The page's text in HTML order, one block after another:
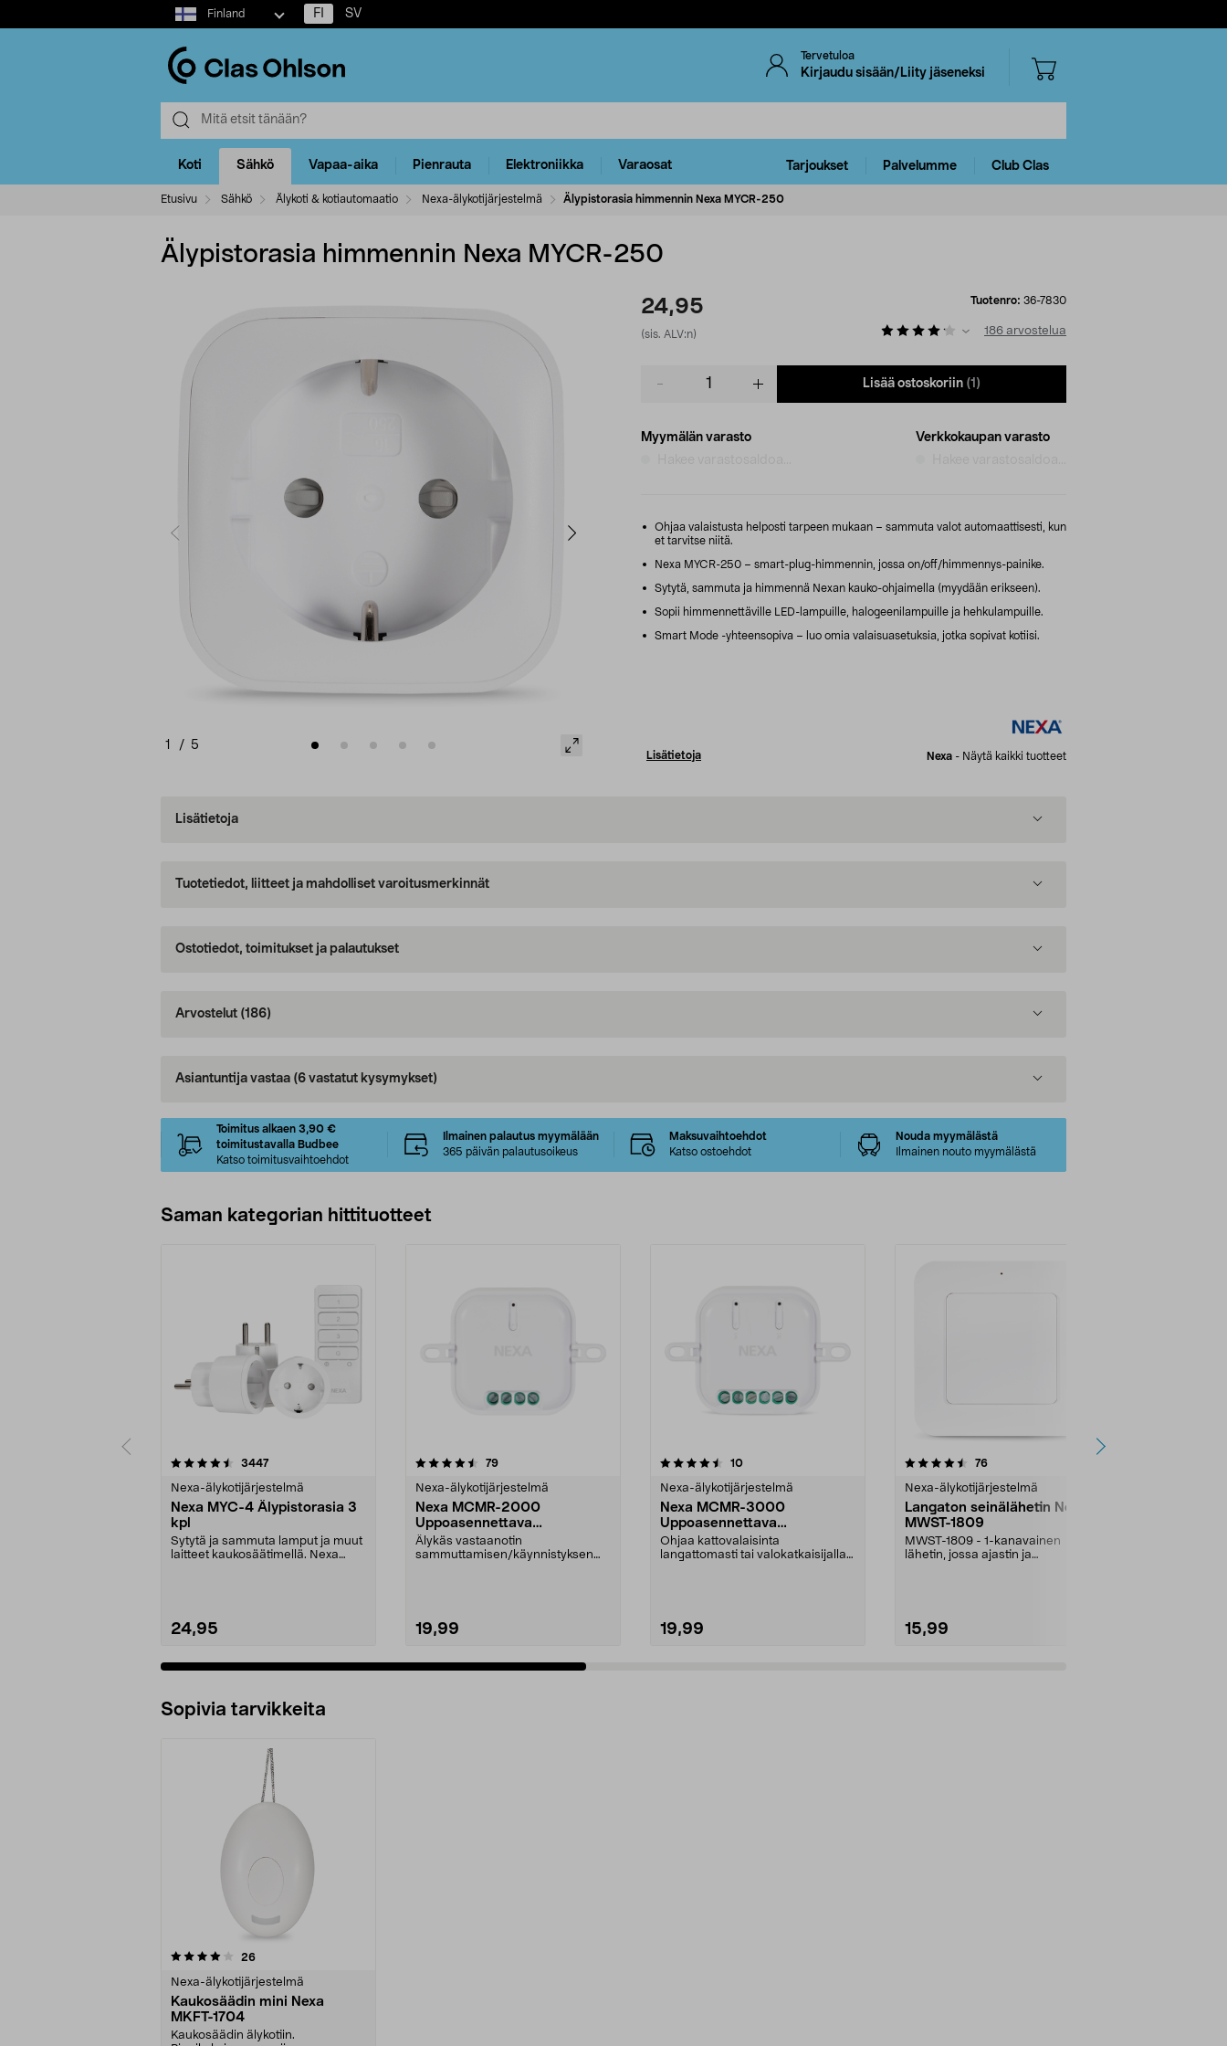
Select
market
Finland FI SV
Tervetuloa
Kirjaudu sisään/Liity jäseneksi
Koti Sähkö Vapaa-aika Pienrauta Elektroniikka Varaosat Tarjoukset Palvelumme Club Clas
Etusivu Sähkö Älykoti & kotiautomaatio Nexa-älykotijärjestelmä Älypistorasia himmennin Nexa MYCR-250
Älypistorasia himmennin Nexa MYCR-250
1 / 5
24,95
(sis. ALV:n)
Tuotenro: 36-7830
186 arvostelua
Lisää ostoskoriin (1)
Myymälän varasto
Verkkokaupan varasto
Ohjaa valaistusta helposti tarpeen mukaan – sammuta valot automaattisesti, kun
et tarvitse niitä.
Nexa MYCR-250 – smart-plug-himmennin, jossa on/off/himmennys-painike.
Sytytä, sammuta ja himmennä Nexan kauko-ohjaimella (myydään erikseen).
Sopii himmennettäville LED-lampuille, halogeenilampuille ja hehkulampuille.
Smart Mode -yhteensopiva – luo omia valaisuasetuksia, jotka sopivat kotiisi.
Lisätietoja Nexa - Näytä kaikki tuotteet
Lisätietoja
Tuotetiedot, liitteet ja mahdolliset varoitusmerkinnät
Ostotiedot, toimitukset ja palautukset
Arvostelut (186)
Asiantuntija vastaa (6 vastatut kysymykset)
Toimitus alkaen 3,90 €
toimitustavalla Budbee
Katso toimitusvaihtoehdot
Ilmainen palautus myymälään
365 päivän palautusoikeus
Maksuvaihtoehdot
Katso ostoehdot
Nouda myymälästä
Ilmainen nouto myymälästä
Saman kategorian hittituotteet
3447arvostelut
Nexa-älykotijärjestelmä
Nexa MYC-4 Älypistorasia 3
kpl
Sytytä ja sammuta lamput ja muut
laitteet kaukosäätimellä. Nexa
24,95
4.5 viidestä
79arvostelut
Nexa-älykotijärjestelmä
Nexa MCMR-2000
Uppoasennettava
vastaanotin, päälle/pois
Älykäs vastaanotin
sammuttamisen/käynnistyksen
19,99
4.5 viidestä
10arvostelut
Nexa-älykotijärjestelmä
Nexa MCMR-3000
Uppoasennettava
vastaanotin ON/OFF, 2
kanavaa
Ohjaa kattovalaisinta
langattomasti tai valokatkaisijalla
19,99
4.5 viidestä
76arvostelut
Nexa-älykotijärjestelmä
Langaton seinälähetin Nexa
MWST-1809
MWST-1809 - 1-kanavainen
lähetin, jossa ajastin ja
15,99
4.0 viidestä
Sopivia tarvikkeita
26arvostelut
Nexa-älykotijärjestelmä
Kaukosäädin mini Nexa
MKFT-1704
Kaukosäädin älykotiin.